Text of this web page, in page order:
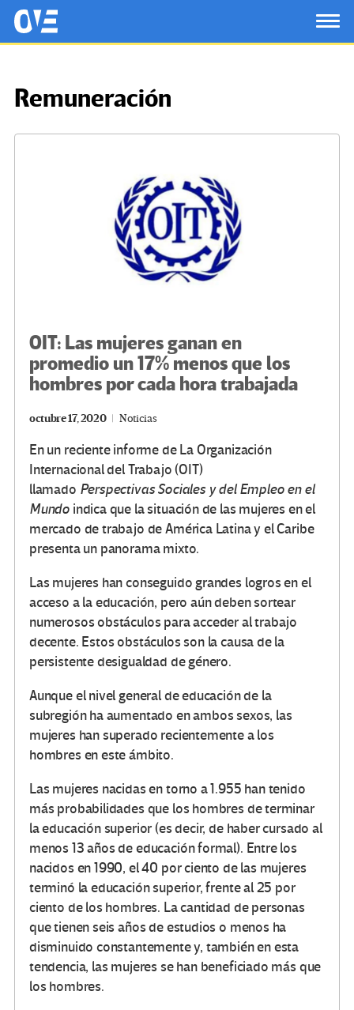
Saltar al contenido principal
OtrasVocesenEducacion.org
Remuneración
OIT: Las mujeres ganan en
promedio un 17% menos que los
hombres por cada hora trabajada
octubre 17, 2020 Noticias
En un reciente informe de La Organización
Internacional del Trabajo (OIT)
llamado Perspectivas Sociales y del Empleo en el
Mundo indica que la situación de las mujeres en el
mercado de trabajo de América Latina y el Caribe
presenta un panorama mixto.
Las mujeres han conseguido grandes logros en el
acceso a la educación, pero aún deben sortear
numerosos obstáculos para acceder al trabajo
decente. Estos obstáculos son la causa de la
persistente desigualdad de género.
Aunque el nivel general de educación de la
subregión ha aumentado en ambos sexos, las
mujeres han superado recientemente a los
hombres en este ámbito.
Las mujeres nacidas en torno a 1.955 han tenido
más probabilidades que los hombres de terminar
la educación superior (es decir, de haber cursado al
menos 13 años de educación formal). Entre los
nacidos en 1990, el 40 por ciento de las mujeres
terminó la educación superior, frente al 25 por
ciento de los hombres. La cantidad de personas
que tienen seis años de estudios o menos ha
disminuido constantemente y, también en esta
tendencia, las mujeres se han beneficiado más que
los hombres.